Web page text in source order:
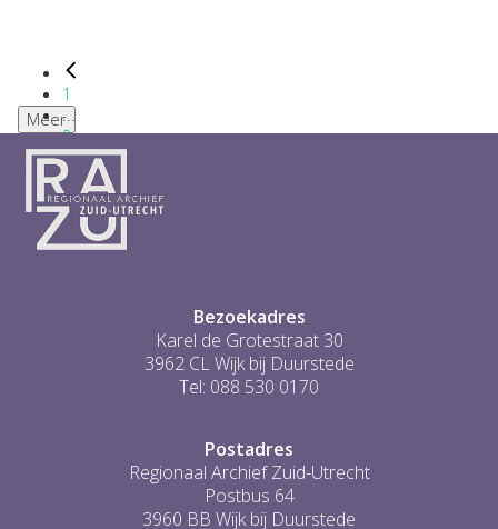
1
...
2
3
4
5
6
...
Meer
Bezoekadres
Karel de Grotestraat 30
3962 CL Wijk bij Duurstede
Tel: 088 530 0170
Postadres
Regionaal Archief Zuid-Utrecht
Postbus 64
3960 BB Wijk bij Duurstede